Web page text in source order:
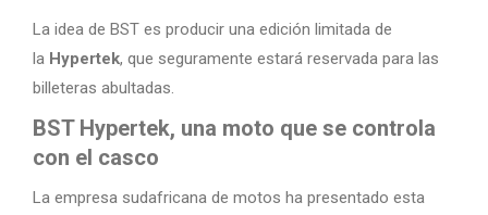
La idea de BST es producir una edición limitada de
la Hypertek, que seguramente estará reservada para las
billeteras abultadas.
BST Hypertek, una moto que se controla
con el casco
La empresa sudafricana de motos ha presentado esta